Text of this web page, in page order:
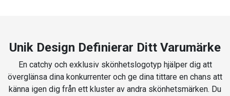
Unik Design Definierar Ditt Varumärke
En catchy och exklusiv skönhetslogotyp hjälper dig att
överglänsa dina konkurrenter och ge dina tittare en chans att
känna igen dig från ett kluster av andra skönhetsmärken. Du